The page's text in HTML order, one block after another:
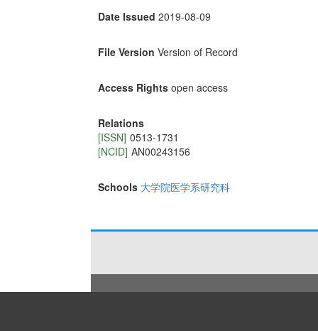
Date Issued 2019-08-09
File Version Version of Record
Access Rights open access
Relations
[ISSN] 0513-1731
[NCID] AN00243156
Schools 大学院医学系研究科